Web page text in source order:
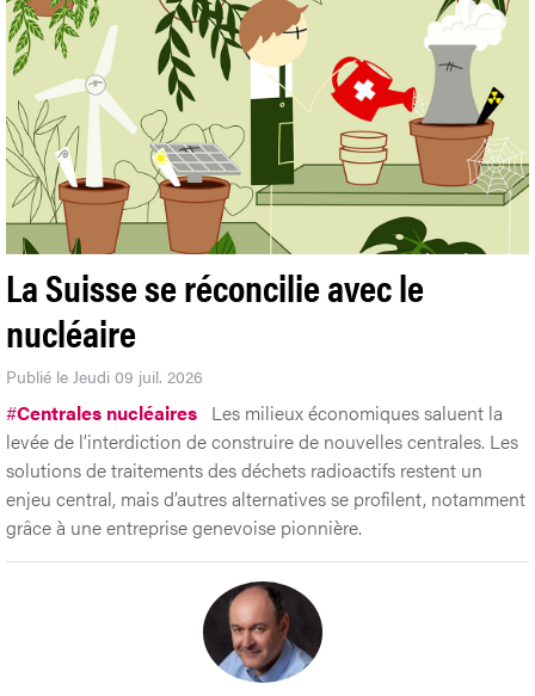
La Suisse se réconcilie avec le
nucléaire
Publié le Jeudi 09 juil. 2026
#Centrales nucléaires Les milieux économiques saluent la
levée de l’interdiction de construire de nouvelles centrales. Les
enjeu central, mais d’autres alternatives se profilent, notamment
grâce à une entreprise genevoise pionnière.